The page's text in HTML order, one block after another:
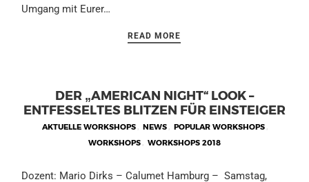
Umgang mit Eurer…
READ MORE
DER „AMERICAN NIGHT“ LOOK –
ENTFESSELTES BLITZEN FÜR EINSTEIGER
AKTUELLE WORKSHOPS , NEWS , POPULAR WORKSHOPS ,
WORKSHOPS , WORKSHOPS 2018
Dozent: Mario Dirks – Calumet Hamburg – Samstag,